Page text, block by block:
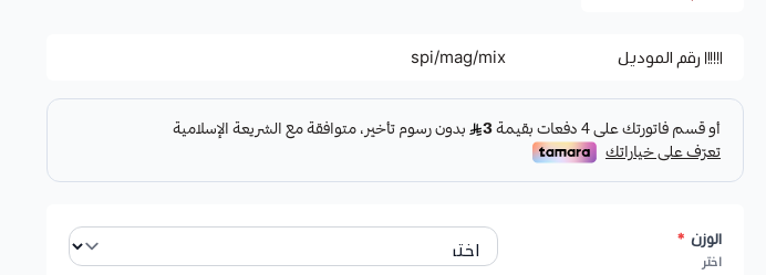
رقم الموديل spi/mag/mix
الوزن *
اختر